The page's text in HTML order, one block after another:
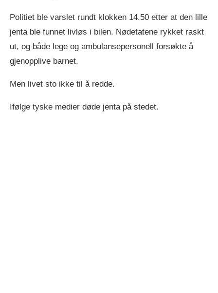
Politiet ble varslet rundt klokken 14.50 etter at den lille
jenta ble funnet livløs i bilen. Nødetatene rykket raskt
ut, og både lege og ambulansepersonell forsøkte å
gjenopplive barnet.
Men livet sto ikke til å redde.
Ifølge tyske medier døde jenta på stedet.